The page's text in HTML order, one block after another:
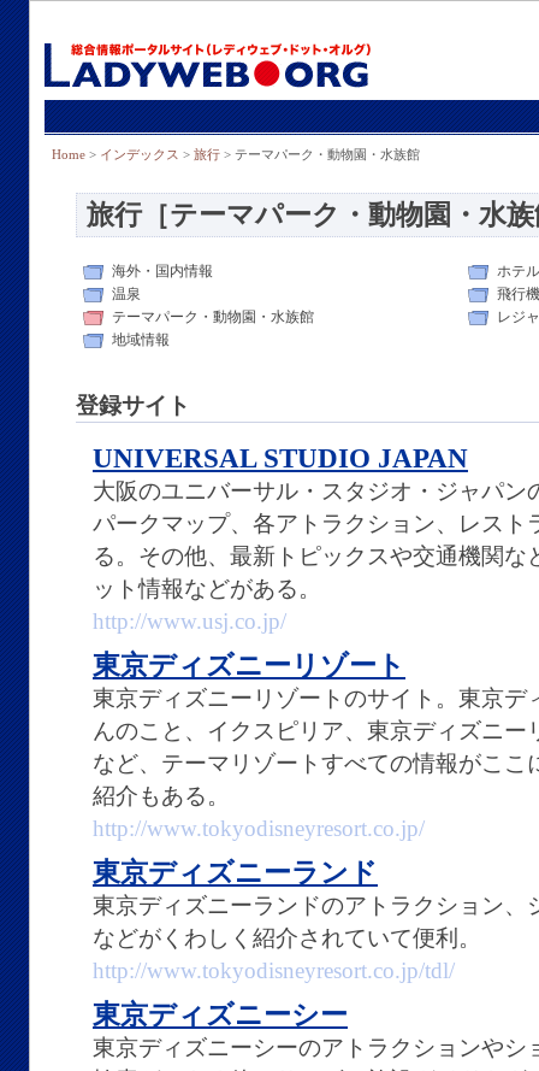
Home > インデックス > 旅行 > テーマパーク・動物園・水族館
旅行［テーマパーク・動物園・水
海外・国内情報
ホテ
温泉
飛行
テーマパーク・動物園・水族館
レジ
地域情報
登録サイト
UNIVERSAL STUDIO JAPAN
大阪のユニバーサル・スタジオ・ジャパ
パークマップ、各アトラクション、レスト
る。その他、最新トピックスや交通機関
ット情報などがある。
http://www.usj.co.jp/
東京ディズニーリゾート
東京ディズニーリゾートのサイト。東京デ
んのこと、イクスピリア、東京ディズニ
など、テーマリゾートすべての情報がこ
紹介もある。
http://www.tokyodisneyresort.co.jp/
東京ディズニーランド
東京ディズニーランドのアトラクション、
などがくわしく紹介されていて便利。
http://www.tokyodisneyresort.co.jp/tdl/
東京ディズニーシー
東京ディズニーシーのアトラクションやシ